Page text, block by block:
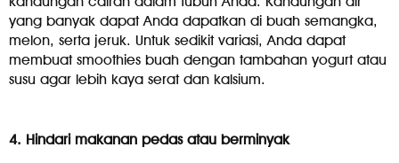
yang banyak dapat Anda dapatkan di buah semangka,
melon, serta jeruk. Untuk sedikit variasi, Anda dapat
membuat smoothies buah dengan tambahan yogurt atau
susu agar lebih kaya serat dan kalsium.
4. Hindari makanan pedas atau berminyak